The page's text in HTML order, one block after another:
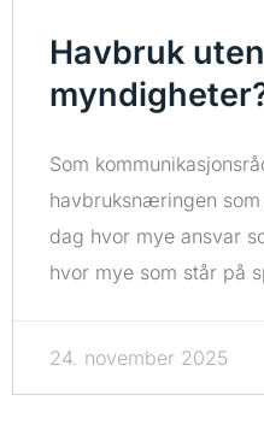
Havbruk uten
Som
havbruksnæringen
dag hvor mye ansvar
hvor mye som står på
24. november 2025